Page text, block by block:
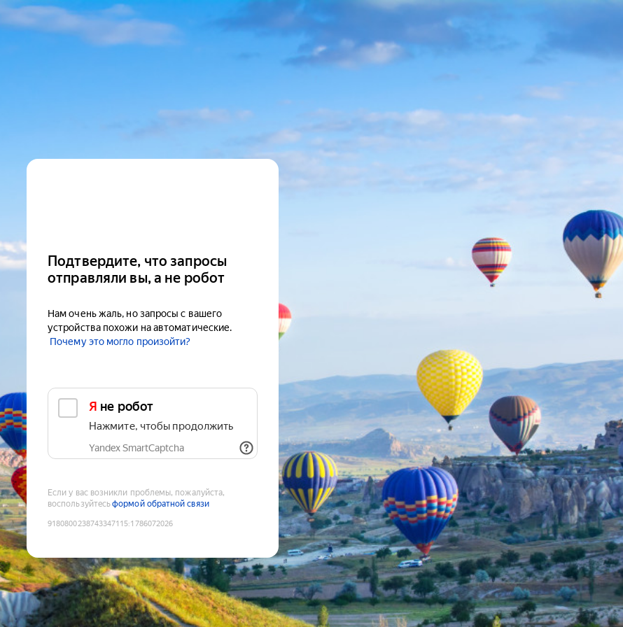
Подтвердите, что запросы
отправляли вы, а не робот
Нам очень жаль, но запросы с вашего
устройства похожи на автоматические.
Почему это могло произойти?
Я не робот
Нажмите, чтобы продолжить
Yandex SmartCaptcha
Если у вас возникли проблемы, пожалуйста,
воспользуйтесьформой обратной связи
9180800238743347115:1786072026